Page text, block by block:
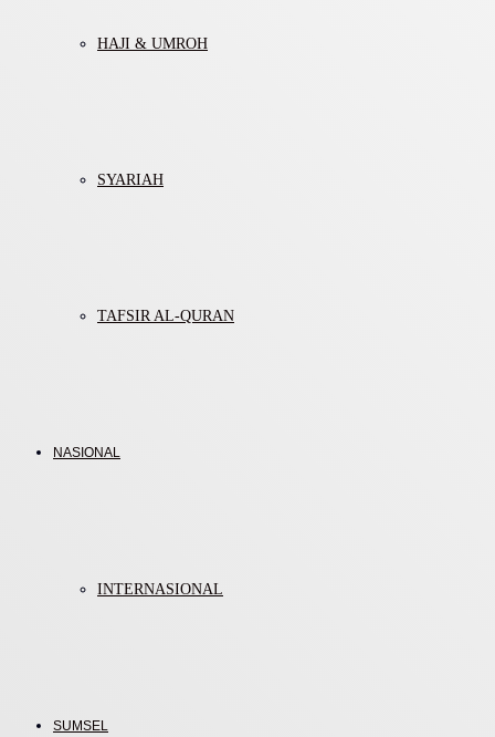
HAJI & UMROH
SYARIAH
TAFSIR AL-QURAN
NASIONAL
INTERNASIONAL
SUMSEL